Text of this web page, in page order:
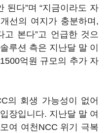
된다”며 “지금이라도 자
선의 여지가 충분하며,
본다”고 언급한 것으
루션 측은 지난달 말 이
억원 규모의 추가 자
의 회생 가능성이 없어
장입니다. 지난달 말 여
여 여천NCC 위기 극복